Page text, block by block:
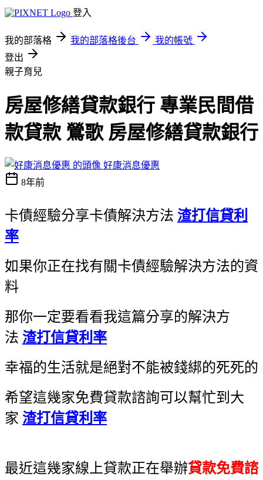
登入
我的部落格 我的部落格後台
我的帳號
登出
親子育兒
房屋修繕貸款銀行 專業民間借
款貸款 鶯歌 房屋修繕貸款銀行
好康消息優惠
8年前
卡債經驗分享卡債解決方法 渣打信貸利
率
如果你正在找有關卡債經驗解決方法的資
料
那你一定要看看我這篇分享的解決方
法 渣打信貸利率
幸福的生活就是絕對不能被錢綁的死死的
希望這幾家免費貸款諮詢可以幫忙到大
家 渣打信貸利率
最近這幾家線上貸款正在舉辦貸款免費諮